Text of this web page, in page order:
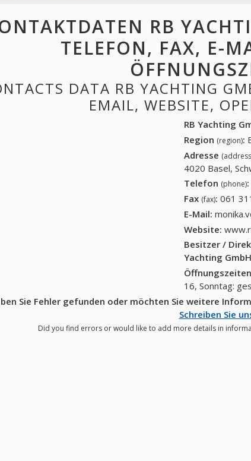
RB
TELEFON, FAX, E-
DATA RB YACHTING
EMAIL, WEBSITE,
RB Yachting
Region (region):
Adresse
4020 Basel,
Telefon (phone):
Fax (fax): 061
E-Mail:
Website:
Besitzer /
Yachting GmbH
Öffnungszeiten
16, Sonntag:
Sie Fehler gefunden oder möchten Sie weitere
Schreiben Sie
Did you find errors or would like to add more details in